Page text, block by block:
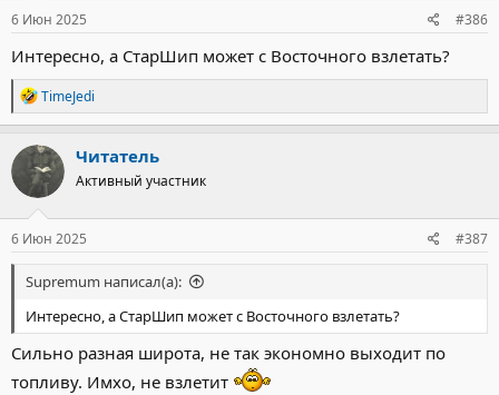
6 Июн 2025 #386
Интересно, а СтарШип может с Восточного взлетать?
Р
е
а
к
ц
и
и
:
TimeJedi
Читатель
Активный участник
6 Июн 2025 #387
Supremum написал(а):
Интересно, а СтарШип может с Восточного взлетать?
Сильно разная широта, не так экономно выходит по
топливу. Имхо, не взлетит